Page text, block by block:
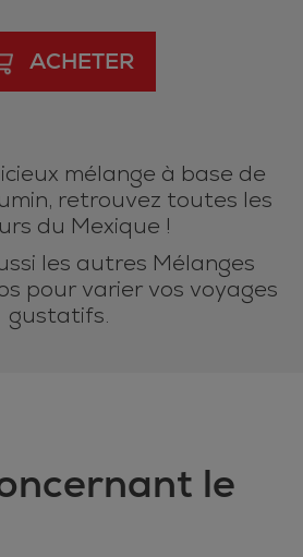
ACHETER
mélange à base de
retrouvez toutes les
du Mexique !
les autres Mélanges
pour varier vos voyages
gustatifs.
le